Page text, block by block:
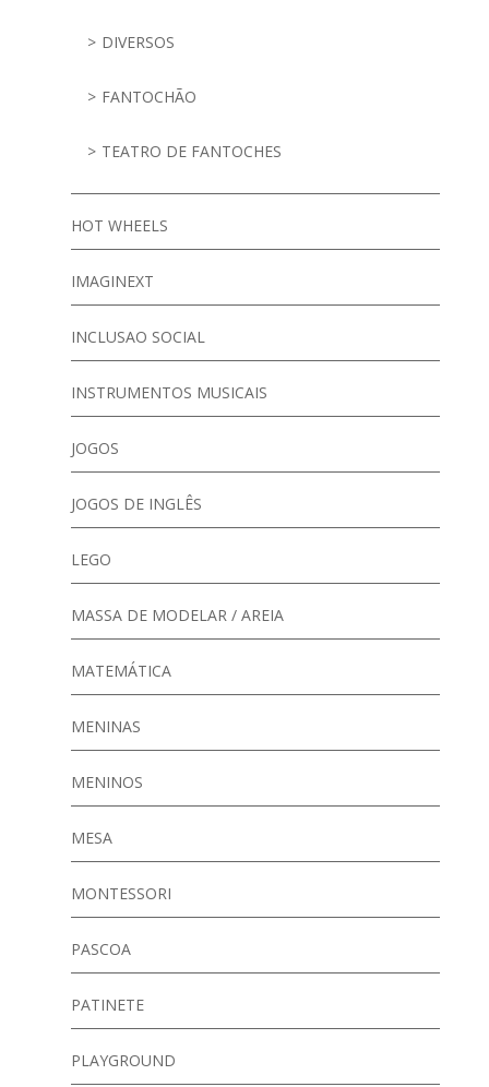
DIVERSOS
FANTOCHÃO
TEATRO DE FANTOCHES
HOT WHEELS
IMAGINEXT
INCLUSAO SOCIAL
INSTRUMENTOS MUSICAIS
JOGOS
JOGOS DE INGLÊS
LEGO
MASSA DE MODELAR / AREIA
MATEMÁTICA
MENINAS
MENINOS
MESA
MONTESSORI
PASCOA
PATINETE
PLAYGROUND